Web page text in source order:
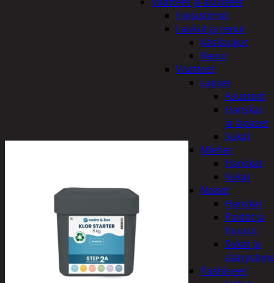
Heijastimet
Laukut ja reput
Käsilaukut
Reput
Vaatteet
Lapset
Asusteet
Hanskat
ja lapaset
Sukat
Miehet
Hanskat
Sukat
Naiset
Hanskat
Paidat ja
housut
Sukat ja
Päähineet